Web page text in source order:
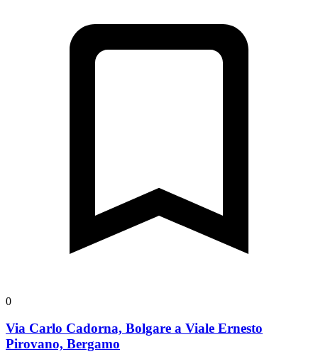
0
Via Carlo Cadorna, Bolgare a Viale Ernesto
Pirovano, Bergamo